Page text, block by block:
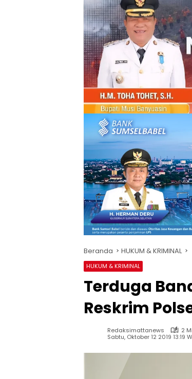
Beranda HUKUM & KRIMINAL
HUKUM & KRIMINAL
Terduga
Reskrim
Redaksimattanews
2
Sabtu, Oktober 12 2019 13:19